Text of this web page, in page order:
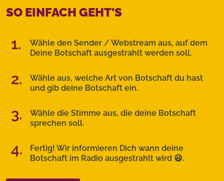
SO EINFACH GEHT'S
1.
Wähle den Sender / Webstream aus, auf dem
Deine Botschaft ausgestrahlt werden soll.
2.
Wähle aus, welche Art von Botschaft du hast
und gib deine Botschaft ein.
3.
Wähle die Stimme aus, die deine Botschaft
sprechen soll.
4.
Fertig! Wir informieren Dich wann deine
Botschaft im Radio ausgestrahlt wird 😃.